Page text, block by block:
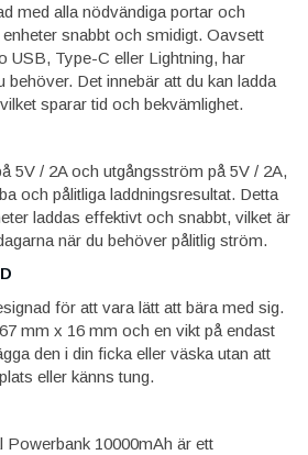
med alla nödvändiga portar och
snabbt och smidigt. Oavsett
USB, Type-C eller Lightning, har
behöver. Det innebär att du kan ladda
sparar tid och bekvämlighet.
5V / 2A och utgångsström på 5V / 2A,
och pålitliga laddningsresultat. Detta
laddas effektivt och snabbt, vilket är
när du behöver pålitlig ström.
för att vara lätt att bära med sig.
mm x 16 mm och en vikt på endast
den i din ficka eller väska utan att
eller känns tung.
Powerbank 10000mAh är ett